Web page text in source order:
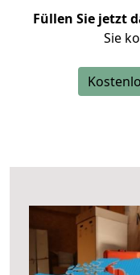
Füllen Sie jetzt
Sie